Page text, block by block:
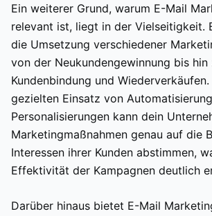
Ein weiterer Grund, warum E-Mail
relevant ist, liegt in der Vielseitigkeit.
die Umsetzung verschiedener
von der Neukundengewinnung bis hin
Kundenbindung und
gezielten Einsatz von
Personalisierungen kann dein
Marketingmaßnahmen genau auf die
Interessen ihrer Kunden abstimmen,
Effektivität der Kampagnen deutlich
Darüber hinaus bietet E-Mail